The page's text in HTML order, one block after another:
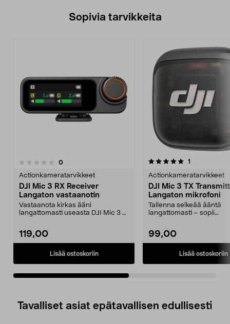
Sopivia tarvikkeita
0arvostelut
Actionkameratarvikkeet
DJI Mic 3 RX Receiver
Langaton vastaanotin
Vastaanota kirkas ääni
langattomasti useasta DJI Mic 3 -
119,00
Lisää ostoskoriin
5.0viidestä
1
Actionkameratarvikkeet
DJI Mic 3 TX
Langaton mikrofoni
Tallenna selkeää ääntä
langattomasti – sopii
99,00
Lisää ostoskoriin
0.0 viidestä
Tavalliset asiat epätavallisen edullisesti